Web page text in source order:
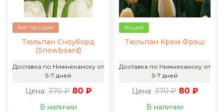
Хит продаж
Тюльпан Сноуборд
(Snowboard)
Доставка по Нижнекамску от
5-7 дней
Цена: 370 ₽ 80 ₽
В наличии
Акция
Тюльпан Крем Фрэш
Доставка по Нижнекамску от
5-7 дней
Цена: 370 ₽ 80 ₽
В наличии